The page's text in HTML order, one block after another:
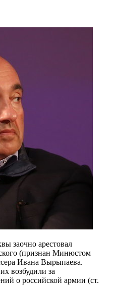
заочно арестовал
(признан Минюстом
Ивана Вырыпаева.
возбудили за
о российской армии (ст.